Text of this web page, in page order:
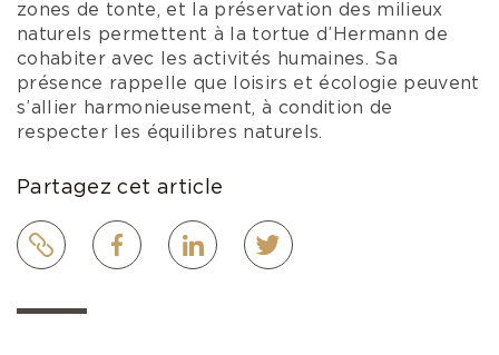
zones de tonte, et la préservation des milieux
naturels permettent à la tortue d’Hermann de
cohabiter avec les activités humaines. Sa
présence rappelle que loisirs et écologie peuvent
s’allier harmonieusement, à condition de
respecter les équilibres naturels.
Partagez cet article
Lien FacebookLinkedIn Twitter